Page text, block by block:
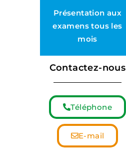
Présentation aux
examens tous les
mois
Contactez-nous
Téléphone
E-mail